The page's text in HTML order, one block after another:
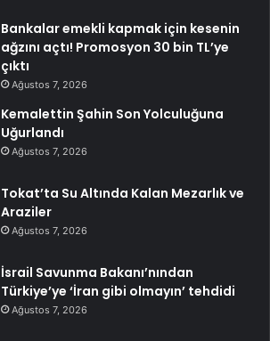
Bankalar emekli kapmak için kesenin
ağzını açtı! Promosyon 30 bin TL’ye
çıktı
Ağustos 7, 2026
Kemalettin Şahin Son Yolculuğuna
Uğurlandı
Ağustos 7, 2026
Tokat’ta Su Altında Kalan Mezarlık ve
Araziler
Ağustos 7, 2026
İsrail Savunma Bakanı’nından
Türkiye’ye ‘İran gibi olmayın’ tehdidi
Ağustos 7, 2026